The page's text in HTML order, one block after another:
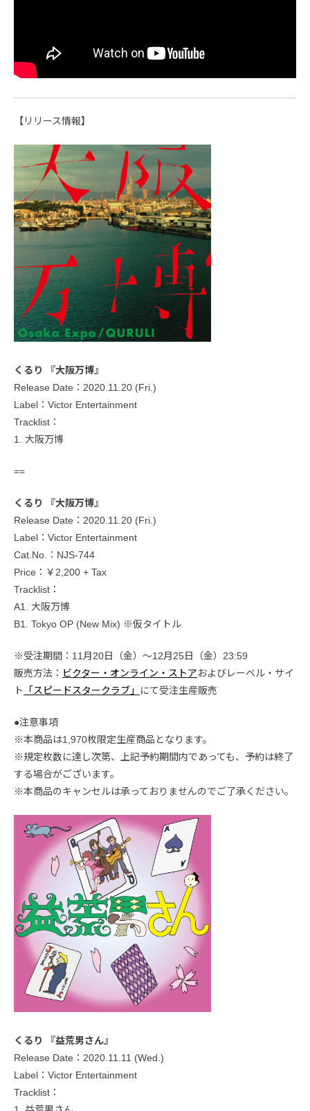
【リリース情報】
くるり 『大阪万博』
Release Date：2020.11.20 (Fri.)
Label：Victor Entertainment
Tracklist：
1. 大阪万博
==
くるり 『大阪万博』
Release Date：2020.11.20 (Fri.)
Label：Victor Entertainment
Cat.No.：NJS-744
Price：￥2,200 + Tax
Tracklist：
A1. 大阪万博
B1. Tokyo OP (New Mix) ※仮タイトル
※受注期間：11月20日（金）〜12月25日（金）23:59
販売方法： ビクター・オンライン・ストアおよびレーベル・サイ
ト
「スピードスタークラブ」 にて受注生産販売
●注意事項
※本商品は1,970枚限定生産商品となります。
※規定枚数に達し次第、上記予約期間内であっても、予約は終了
する場合がございます。
※本商品のキャンセルは承っておりませんのでご了承ください。
くるり 『益荒男さん』
Release Date：2020.11.11 (Wed.)
Label：Victor Entertainment
Tracklist：